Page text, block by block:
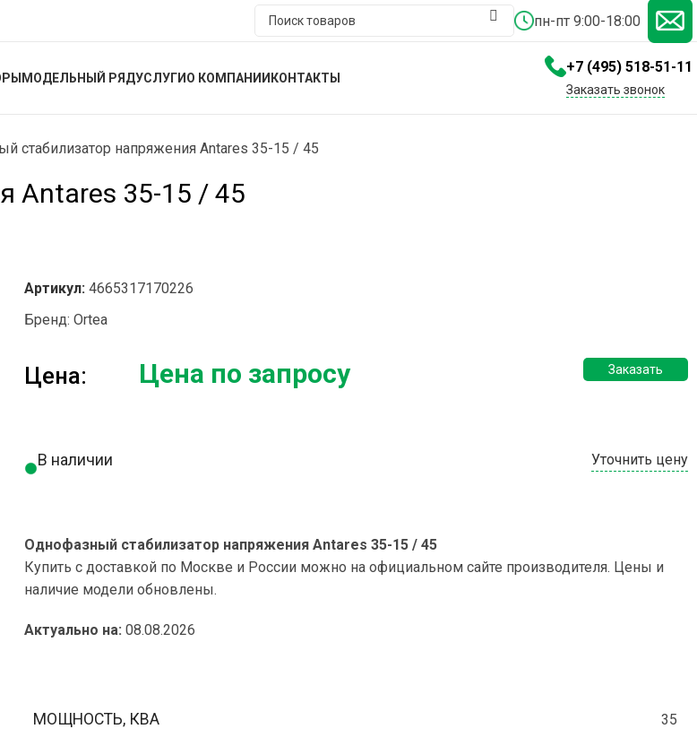
пн-пт 9:00-18:00
МОДЕЛЬНЫЙ РЯДУСЛУГИ О КОМПАНИИ КОНТАКТЫ
+7 (495) 518-51-11
Заказать звонок
стабилизатор напряжения Antares 35-15 / 45
Antares 35-15 / 45
Артикул: 4665317170226
Бренд: Ortea
Цена: Цена по запросу Заказать
В наличии Уточнить цену
Однофазный стабилизатор напряжения Antares 35-15 / 45
Купить с доставкой по Москве и России можно на официальном сайте производителя. Цены и
наличие модели обновлены.
Актуально на: 08.08.2026
МОЩНОСТЬ, КВА 35